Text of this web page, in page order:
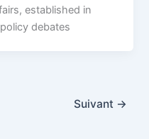
established in
debates
Suivant →